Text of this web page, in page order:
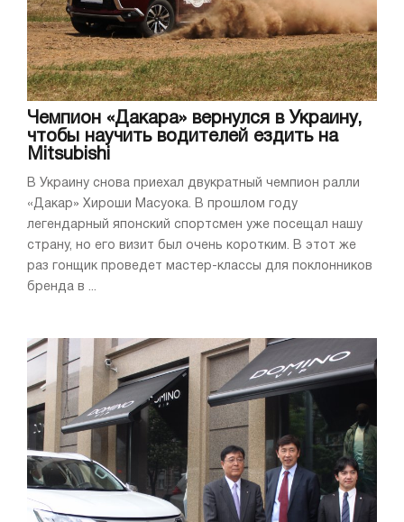
Чемпион «Дакара» вернулся в Украину,
чтобы научить водителей ездить на
Mitsubishi
В Украину снова приехал двукратный чемпион ралли
«Дакар» Хироши Масуока. В прошлом году
легендарный японский спортсмен уже посещал нашу
страну, но его визит был очень коротким. В этот же
раз гонщик проведет мастер-классы для поклонников
бренда в ...